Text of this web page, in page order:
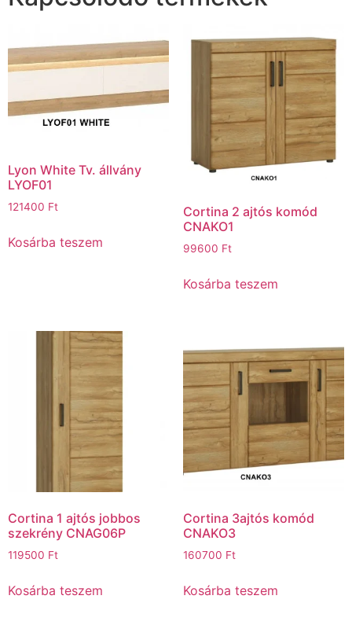
Lyon White Tv. állvány
LYOF01
121400 Ft
Kosárba teszem
Cortina 2 ajtós komód
CNAKO1
99600 Ft
Kosárba teszem
Cortina 1 ajtós jobbos
szekrény CNAG06P
119500 Ft
Kosárba teszem
Cortina 3ajtós komód
CNAKO3
160700 Ft
Kosárba teszem